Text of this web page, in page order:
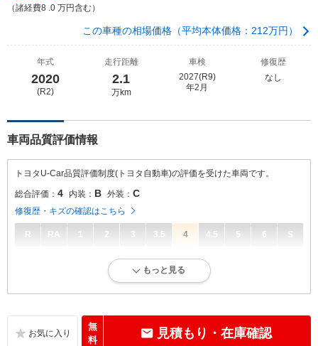
（諸経費8 .0 万円含む）
この車種の相場価格（平均本体価格：212万円）
年式
2020
(R2)
走行距離
2.1
万km
車検
2027(R9)
年2月
修復歴
なし
車両品質評価情報
トヨタU-Car品質評価制度(トヨタ自動車)の評価を受けた車両です。
総合評価： 4 内装： B 外装： C
修復歴・キズの確認はこちら
R RA 1 2 3 3.5 4 4.5 5 6 S
キズ、へこみが少なく、全体的に良好な状態です。
いたみ、汚れなどは少なく、全体的に良好な状態です。
もっと見る
無
料
見積もり・在庫確認